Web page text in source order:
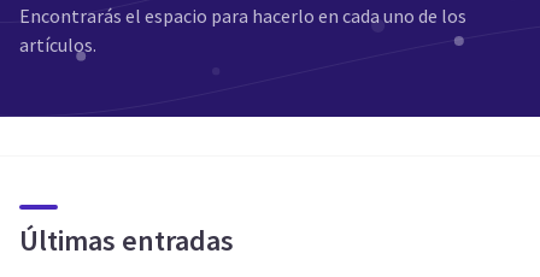
Encontrarás el espacio para hacerlo en cada uno de los
artículos.
Últimas entradas